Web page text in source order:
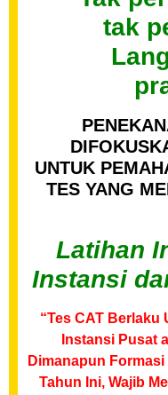
tak
UNTUK
TES YANG
Latihan
Instansi
“Tes CAT Berlaku
Instansi Pusat
Dimanapun
Tahun Ini, Wajib